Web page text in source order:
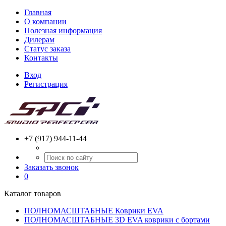
Главная
О компании
Полезная информация
Дилерам
Статус заказа
Контакты
Вход
Регистрация
+7 (917) 944-11-44
Заказать звонок
0
Каталог товаров
ПОЛНОМАСШТАБНЫЕ Коврики EVA
ПОЛНОМАСШТАБНЫЕ 3D EVA коврики с бортами